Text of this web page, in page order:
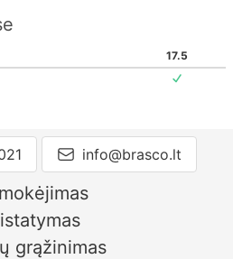
17.5
info@brasco.lt
grąžinimas